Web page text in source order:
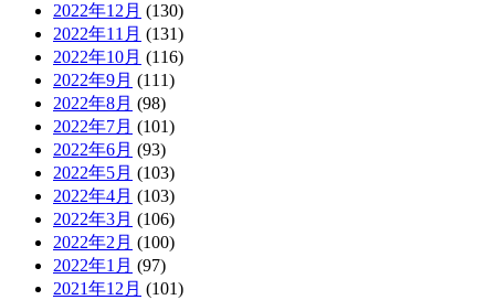
2022年12月 (130)
2022年11月 (131)
2022年10月 (116)
2022年9月 (111)
2022年8月 (98)
2022年7月 (101)
2022年6月 (93)
2022年5月 (103)
2022年4月 (103)
2022年3月 (106)
2022年2月 (100)
2022年1月 (97)
2021年12月 (101)